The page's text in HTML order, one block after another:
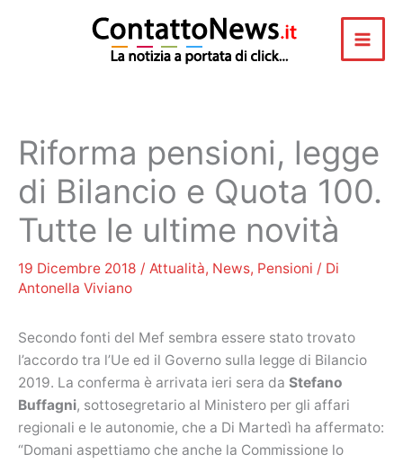
Riforma pensioni, legge
di Bilancio e Quota 100.
Tutte le ultime novità
19 Dicembre 2018 / Attualità, News, Pensioni / Di
Antonella Viviano
Secondo fonti del Mef sembra essere stato trovato
l’accordo tra l’Ue ed il Governo sulla legge di Bilancio
2019. La conferma è arrivata ieri sera da Stefano
Buffagni, sottosegretario al Ministero per gli affari
regionali e le autonomie, che a Di Martedì ha affermato:
“Domani aspettiamo che anche la Commissione lo